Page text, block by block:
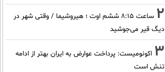
2
ساعت ۸:۱۵ ششم اوت ؛ هیروشیما / وقتی شهر در
دیگ قیر می‌جوشید
3 اکونومیست: پرداخت عوارض به ایران بهتر از ادامه
تنش است